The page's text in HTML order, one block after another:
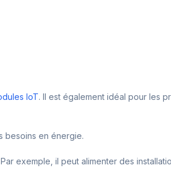
IoT. Il est également idéal pour les
besoins en énergie.
exemple, il peut alimenter des